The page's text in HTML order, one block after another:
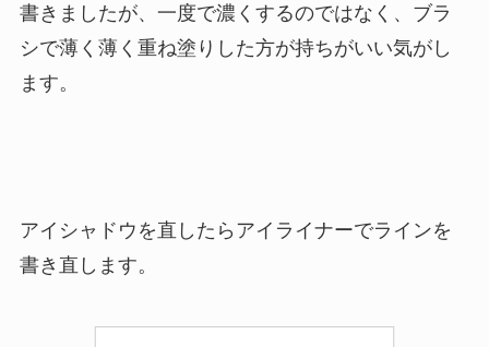
書きましたが、一度で濃くするのではなく、ブラ
シで薄く薄く重ね塗りした方が持ちがいい気がし
ます。
アイシャドウを直したらアイライナーでラインを
書き直します。